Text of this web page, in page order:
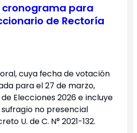
cronograma para
de Rectoría
cuya fecha de votación
para el 27 de marzo,
Elecciones 2026 e incluye
no presencial
U. de C. N° 2021-132.